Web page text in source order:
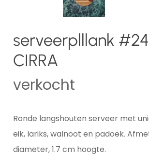
serveerplllank #24
CIRRA
verkocht
Ronde langshouten serveer met
eik, lariks, walnoot en padoek.
diameter, 1.7 cm hoogte.